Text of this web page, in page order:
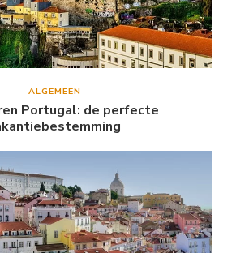
ALGEMEEN
Portugal: de perfecte